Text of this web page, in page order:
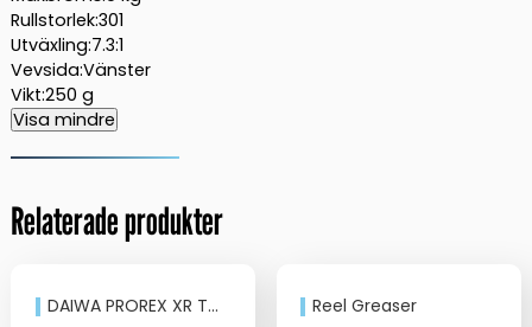
Rullstorlek:301
Utväxling:7.3:1
Vevsida:Vänster
Vikt:250 g
Visa mindre
Relaterade produkter
DAIWA PROREX XR TWS 300 Reel Greaser